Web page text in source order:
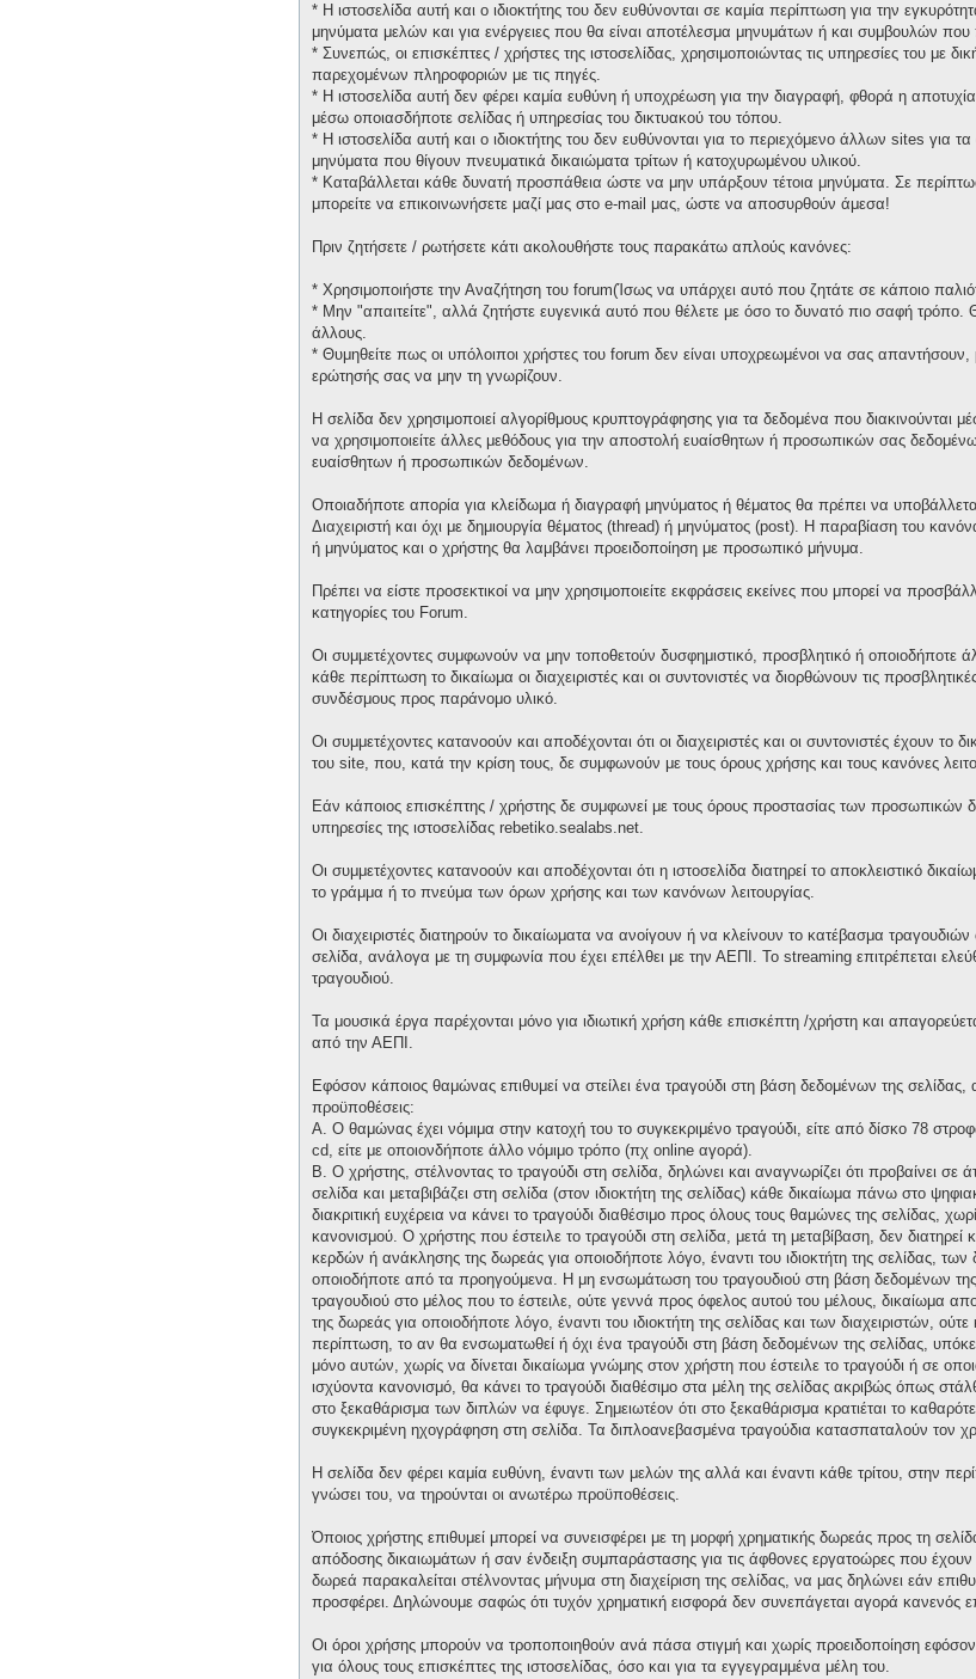
* H ιστοσελίδα αυτή και ο ιδιοκτήτης του δεν ευθύνονται σε καμία περίπτωση για την
μηνύματα μελών και για ενέργειες που θα είναι αποτέλεσμα μηνυμάτων ή και συμβουλών
* Συνεπώς, οι επισκέπτες / χρήστες της ιστοσελίδας, χρησιμοποιώντας τις υπηρεσίες του με
παρεχομένων πληροφοριών με τις πηγές.
* H ιστοσελίδα αυτή δεν φέρει καμία ευθύνη ή υποχρέωση για την διαγραφή, φθορά η
μέσω οποιασδήποτε σελίδας ή υπηρεσίας του δικτυακού του τόπου.
* H ιστοσελίδα αυτή και ο ιδιοκτήτης του δεν ευθύνονται για το περιεχόμενο άλλων sites για
μηνύματα που θίγουν πνευματικά δικαιώματα τρίτων ή κατοχυρωμένου υλικού.
* Καταβάλλεται κάθε δυνατή προσπάθεια ώστε να μην υπάρξουν τέτοια μηνύματα. Σε
μπορείτε να επικοινωνήσετε μαζί μας στο e-mail μας, ώστε να αποσυρθούν άμεσα!
Πριν ζητήσετε / ρωτήσετε κάτι ακολουθήστε τους παρακάτω απλούς κανόνες:
* Χρησιμοποιήστε την Αναζήτηση του forum(Ίσως να υπάρχει αυτό που ζητάτε σε κάποιο
* Μην "απαιτείτε", αλλά ζητήστε ευγενικά αυτό που θέλετε με όσο το δυνατό πιο σαφή τρόπο.
άλλους.
* Θυμηθείτε πως οι υπόλοιποι χρήστες του forum δεν είναι υποχρεωμένοι να σας
ερώτησής σας να μην τη γνωρίζουν.
Η σελίδα δεν χρησιμοποιεί αλγορίθμους κρυπτογράφησης για τα δεδομένα που
να χρησιμοποιείτε άλλες μεθόδους για την αποστολή ευαίσθητων ή προσωπικών σας
ευαίσθητων ή προσωπικών δεδομένων.
Οποιαδήποτε απορία για κλείδωμα ή διαγραφή μηνύματος ή θέματος θα πρέπει να
Διαχειριστή και όχι με δημιουργία θέματος (thread) ή μηνύματος (post). Η παραβίαση του
ή μηνύματος και ο χρήστης θα λαμβάνει προειδοποίηση με προσωπικό μήνυμα.
Πρέπει να είστε προσεκτικοί να μην χρησιμοποιείτε εκφράσεις εκείνες που μπορεί να
κατηγορίες του Forum.
Οι συμμετέχοντες συμφωνούν να μην τοποθετούν δυσφημιστικό, προσβλητικό ή οποιοδήποτε
κάθε περίπτωση το δικαίωμα οι διαχειριστές και οι συντονιστές να διορθώνουν τις
συνδέσμους προς παράνομο υλικό.
Οι συμμετέχοντες κατανοούν και αποδέχονται ότι οι διαχειριστές και οι συντονιστές έχουν
του site, που, κατά την κρίση τους, δε συμφωνούν με τους όρους χρήσης και τους κανόνες
Εάν κάποιος επισκέπτης / χρήστης δε συμφωνεί με τους όρους προστασίας των προσωπικών
υπηρεσίες της ιστοσελίδας rebetiko.sealabs.net.
Οι συμμετέχοντες κατανοούν και αποδέχονται ότι η ιστοσελίδα διατηρεί το αποκλειστικό
το γράμμα ή το πνεύμα των όρων χρήσης και των κανόνων λειτουργίας.
Οι διαχειριστές διατηρούν το δικαίωματα να ανοίγουν ή να κλείνουν το κατέβασμα
σελίδα, ανάλογα με τη συμφωνία που έχει επέλθει με την ΑΕΠΙ. Το streaming επιτρέπεται
τραγουδιού.
Τα μουσικά έργα παρέχονται μόνο για ιδιωτική χρήση κάθε επισκέπτη /χρήστη και
από την ΑΕΠΙ.
Εφόσον κάποιος θαμώνας επιθυμεί να στείλει ένα τραγούδι στη βάση δεδομένων της
προϋποθέσεις:
Α. Ο θαμώνας έχει νόμιμα στην κατοχή του το συγκεκριμένο τραγούδι, είτε από δίσκο 78
cd, είτε με οποιονδήποτε άλλο νόμιμο τρόπο (πχ online αγορά).
Β. Ο χρήστης, στέλνοντας το τραγούδι στη σελίδα, δηλώνει και αναγνωρίζει ότι προβαίνει
σελίδα και μεταβιβάζει στη σελίδα (στον ιδιοκτήτη της σελίδας) κάθε δικαίωμα πάνω στο
διακριτική ευχέρεια να κάνει το τραγούδι διαθέσιμο προς όλους τους θαμώνες της σελίδας,
κανονισμού. Ο χρήστης που έστειλε το τραγούδι στη σελίδα, μετά τη μεταβίβαση, δεν
κερδών ή ανάκλησης της δωρεάς για οποιοδήποτε λόγο, έναντι του ιδιοκτήτη της σελίδας,
οποιοδήποτε από τα προηγούμενα. Η μη ενσωμάτωση του τραγουδιού στη βάση δεδομένων
τραγουδιού στο μέλος που το έστειλε, ούτε γεννά προς όφελος αυτού του μέλους,
της δωρεάς για οποιοδήποτε λόγο, έναντι του ιδιοκτήτη της σελίδας και των διαχειριστών,
περίπτωση, το αν θα ενσωματωθεί ή όχι ένα τραγούδι στη βάση δεδομένων της σελίδας,
μόνο αυτών, χωρίς να δίνεται δικαίωμα γνώμης στον χρήστη που έστειλε το τραγούδι ή σε
ισχύοντα κανονισμό, θα κάνει το τραγούδι διαθέσιμο στα μέλη της σελίδας ακριβώς όπως
στο ξεκαθάρισμα των διπλών να έφυγε. Σημειωτέον ότι στο ξεκαθάρισμα κρατιέται το
συγκεκριμένη ηχογράφηση στη σελίδα. Τα διπλοανεβασμένα τραγούδια κατασπαταλούν τον
Η σελίδα δεν φέρει καμία ευθύνη, έναντι των μελών της αλλά και έναντι κάθε τρίτου, στην
γνώσει του, να τηρούνται οι ανωτέρω προϋποθέσεις.
Όποιος χρήστης επιθυμεί μπορεί να συνεισφέρει με τη μορφή χρηματικής δωρεάς προς τη
απόδοσης δικαιωμάτων ή σαν ένδειξη συμπαράστασης για τις άφθονες εργατοώρες που έχουν
δωρεά παρακαλείται στέλνοντας μήνυμα στη διαχείριση της σελίδας, να μας δηλώνει εάν
προσφέρει. Δηλώνουμε σαφώς ότι τυχόν χρηματική εισφορά δεν συνεπάγεται αγορά κανενός
Οι όροι χρήσης μπορούν να τροποποιηθούν ανά πάσα στιγμή και χωρίς προειδοποίηση
για όλους τους επισκέπτες της ιστοσελίδας, όσο και για τα εγγεγραμμένα μέλη του.